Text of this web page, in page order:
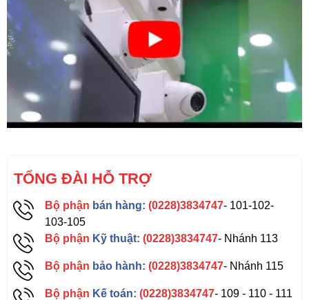
TỔNG ĐÀI HỖ TRỢ
Bộ phận bán hàng: (0228)3834747- 101-102-
103-105
Bộ phận Kỹ thuật: (0228)3834747- Nhánh 113
Bộ phận bảo hành: (0228)3834747- Nhánh 115
Bộ phận Kế toán: (0228)3834747- 109 - 110 - 111